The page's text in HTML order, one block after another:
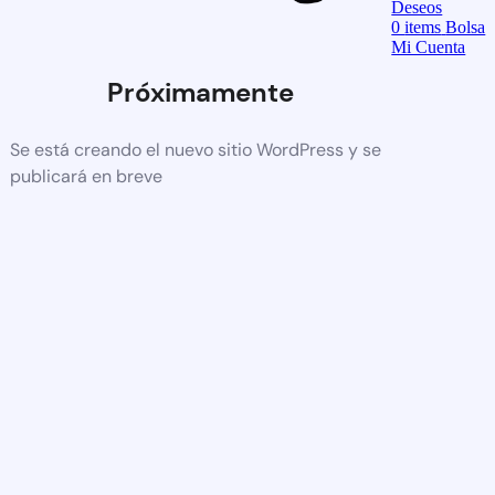
Próximamente
Se está creando el nuevo sitio WordPress y se
publicará en breve
Deseos
0items Bolsa
Mi Cuenta